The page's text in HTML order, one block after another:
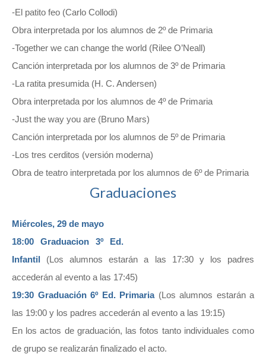
-El patito feo (Carlo Collodi)
Obra interpretada por los alumnos de 2º de Primaria
-Together we can change the world (Rilee O’Neall)
Canción interpretada por los alumnos de 3º de Primaria
-La ratita presumida (H. C. Andersen)
Obra interpretada por los alumnos de 4º de Primaria
-Just the way you are (Bruno Mars)
Canción interpretada por los alumnos de 5º de Primaria
-Los tres cerditos (versión moderna)
Obra de teatro interpretada por los alumnos de 6º de Primaria
Graduaciones
Miércoles, 29 de mayo
18:00 Graduacion 3º Ed.
Infantil (Los alumnos estarán a las 17:30 y los padres
accederán al evento a las 17:45)
19:30 Graduación 6º Ed. Primaria(Los alumnos estarán a
las 19:00 y los padres accederán al evento a las 19:15)
En los actos de graduación, las fotos tanto individuales como
de grupo se realizarán finalizado el acto.